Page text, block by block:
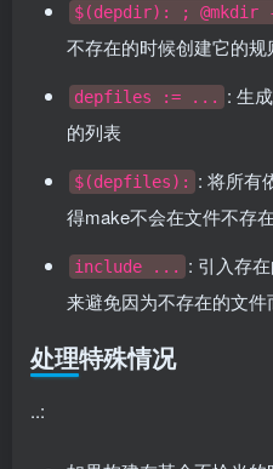
$(depdir): ; @mkdir -
不存在的时候创建它的规
depfiles := ...
: 生
的列表
$(depfiles):
: 将所有
得make不会在文件不存
include ... : 引入存
来避免因为不存在的文件
处理特殊情况
..: